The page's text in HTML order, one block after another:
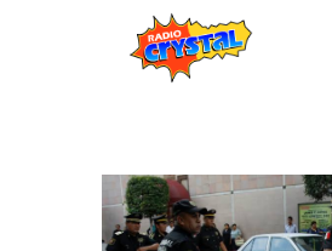
Estaciones
Eventos